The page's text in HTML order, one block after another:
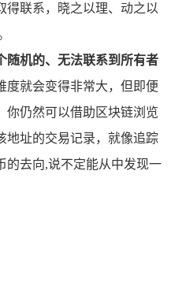
得联系，晓之以理、动之以
随机的、无法联系到所有者
度就会变得非常大，但即便
你仍然可以借助区块链浏览
地址的交易记录，就像追踪
的去向,说不定能从中发现一